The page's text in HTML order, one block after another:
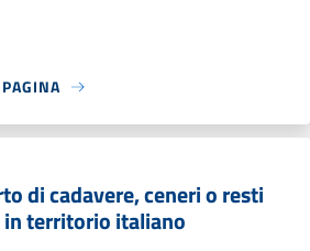
di cadavere, ceneri o resti
territorio italiano